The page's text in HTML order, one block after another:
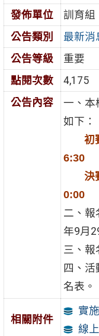
發佈單位
訓育組
公告類別
最新消
公告等級
重要
點閱次數
4,175
公告內容
一、本
如下：
初賽
6:30
決賽
0:00
二、報
年9月
三、報
四、活
名表。
相關附件
實
線